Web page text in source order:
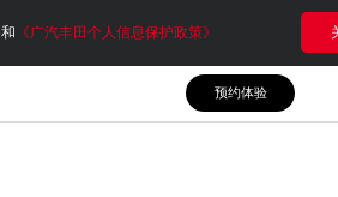
《广汽丰田个人信息保护政策》
预约体验